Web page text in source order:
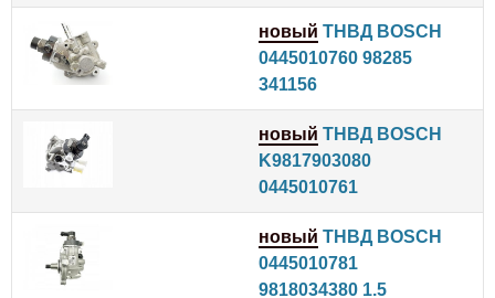
новый ТНВД BOSCH
0445010760 98285
341156
новый ТНВД BOSCH
K9817903080
0445010761
новый ТНВД BOSCH
0445010781
9818034380 1.5